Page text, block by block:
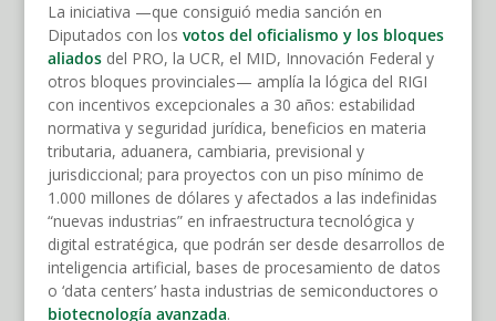
La iniciativa —que consiguió media sanción en
Diputados con los votos del oficialismo y los bloques
aliadosdel PRO, la UCR, el MID, Innovación Federal y
otros bloques provinciales— amplía la lógica del RIGI
con incentivos excepcionales a 30 años: estabilidad
normativa y seguridad jurídica, beneficios en materia
tributaria, aduanera, cambiaria, previsional y
jurisdiccional; para proyectos con un piso mínimo de
1.000 millones de dólares y afectados a las indefinidas
“nuevas industrias” en infraestructura tecnológica y
digital estratégica, que podrán ser desde desarrollos de
inteligencia artificial, bases de procesamiento de datos
o ‘data centers’ hasta industrias de semiconductores o
biotecnología avanzada.